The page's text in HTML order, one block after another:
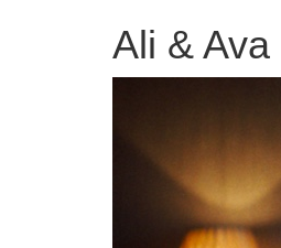
Ali & Ava